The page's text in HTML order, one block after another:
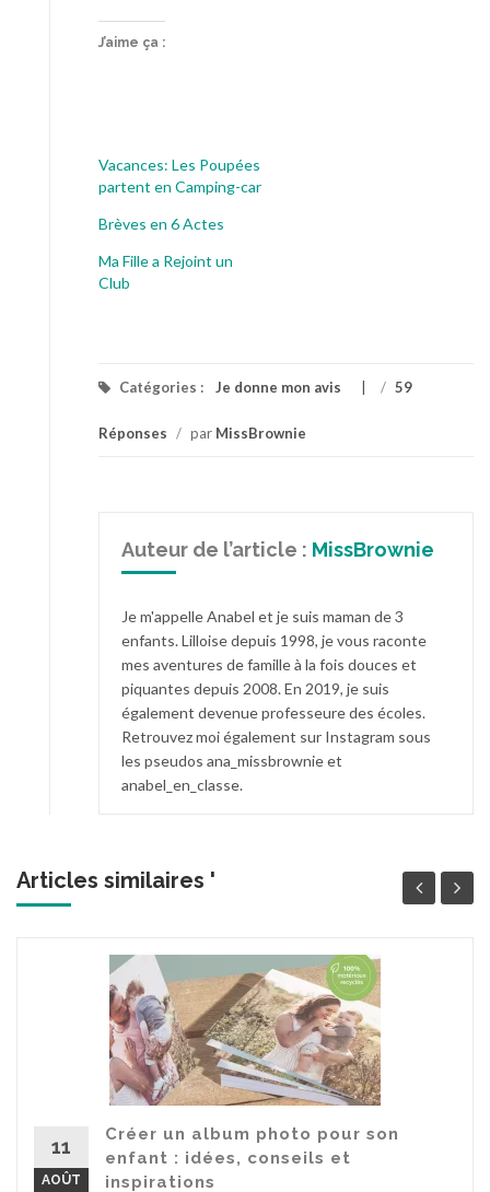
J’aime ça :
Vacances: Les Poupées
partent en Camping-car
Brèves en 6 Actes
Ma Fille a Rejoint un
Club
Catégories : Je donne mon avis / 59
Réponses / par MissBrownie
Auteur de l’article : MissBrownie
Je m'appelle Anabel et je suis maman de 3
enfants. Lilloise depuis 1998, je vous raconte
mes aventures de famille à la fois douces et
piquantes depuis 2008. En 2019, je suis
également devenue professeure des écoles.
Retrouvez moi également sur Instagram sous
les pseudos ana_missbrownie et
anabel_en_classe.
Articles similaires '
11
AOÛT
Créer un album photo pour son
enfant : idées, conseils et
inspirations